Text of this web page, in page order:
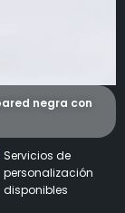
negra con
Servicios de
personalización
disponibles